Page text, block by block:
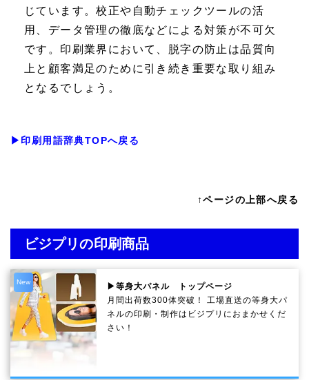
じています。校正や自動チェックツールの活
用、データ管理の徹底などによる対策が不可欠
です。印刷業界において、脱字の防止は品質向
上と顧客満足のために引き続き重要な取り組み
となるでしょう。
▶印刷用語辞典TOPへ戻る
↑ページの上部へ戻る
ビジプリの印刷商品
New
▶等身大パネル トップページ
月間出荷数300体突破！ 工場直送の等身大パ
ネルの印刷・制作は ビジプリ におまかせくだ
さい！